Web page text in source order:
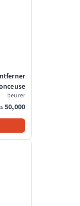
لازالة
beurer
50,000